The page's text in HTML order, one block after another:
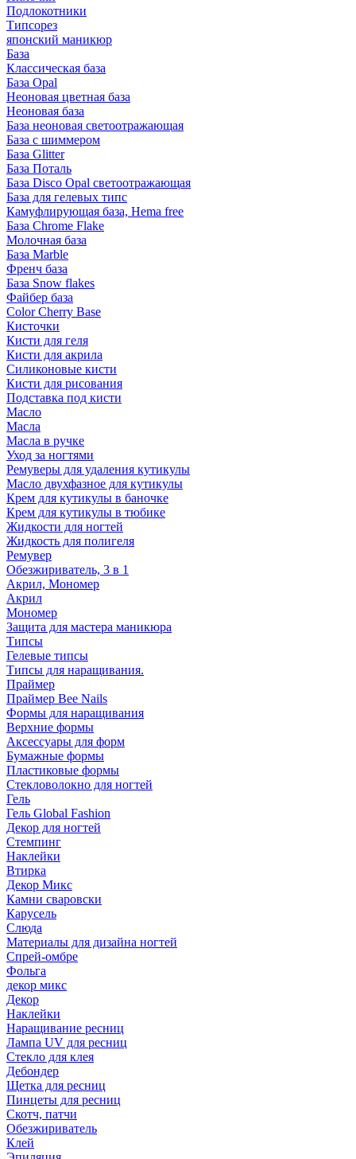
Подлокотники
Типсорез
японский маникюр
База
Классическая база
База Opal
Неоновая цветная база
Неоновая база
База неоновая светоотражающая
База с шиммером
База Glitter
База Поталь
База Disco Opal светоотражающая
База для гелевых типс
Камуфлирующая база, Hema free
База Chrome Flake
Молочная база
База Marble
Френч база
База Snow flakes
Файбер база
Color Cherry Base
Кисточки
Кисти для геля
Кисти для акрила
Силиконовые кисти
Кисти для рисования
Подставка под кисти
Масло
Масла
Масла в ручке
Уход за ногтями
Ремуверы для удаления кутикулы
Масло двухфазное для кутикулы
Крем для кутикулы в баночке
Крем для кутикулы в тюбике
Жидкости для ногтей
Жидкость для полигеля
Ремувер
Обезжириватель, 3 в 1
Акрил, Мономер
Акрил
Мономер
Защита для мастера маникюра
Типсы
Гелевые типсы
Типсы для наращивания.
Праймер
Праймер Bee Nails
Формы для наращивания
Верхние формы
Аксессуары для форм
Бумажные формы
Пластиковые формы
Стекловолокно для ногтей
Гель
Гель Global Fashion
Декор для ногтей
Стемпинг
Наклейки
Втирка
Декор Микс
Камни сваровски
Карусель
Слюда
Материалы для дизайна ногтей
Спрей-омбре
Фольга
декор микс
Декор
Наклейки
Наращивание ресниц
Лампа UV для ресниц
Стекло для клея
Дебондер
Щетка для ресниц
Пинцеты для ресниц
Скотч, патчи
Обезжириватель
Клей